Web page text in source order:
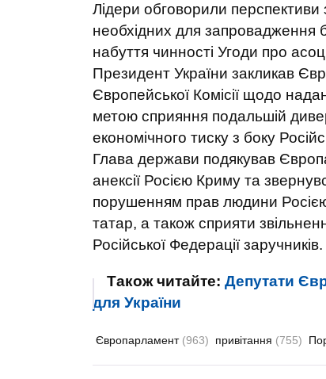
Лідери обговорили
необхідних для запровадження
набуття чинності Угоди про
Президент України закликав
Європейської Комісії щодо
метою сприяння подальшій
економічного тиску з боку
Глава держави подякував
анексії Росією Криму та
порушенням прав людини
татар, а також сприяти
Російської Федерації заручників.
Також читайте: Депутати
для України
Європарламент (963) привітання (755)